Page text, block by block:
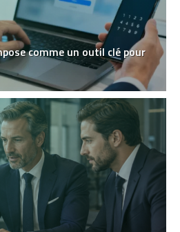
comme un outil clé pour